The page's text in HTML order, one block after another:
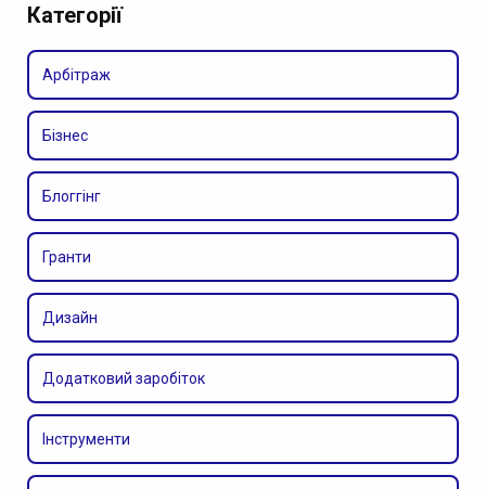
Категорії
Арбітраж
Бізнес
Блоггінг
Гранти
Дизайн
Додатковий заробіток
Інструменти